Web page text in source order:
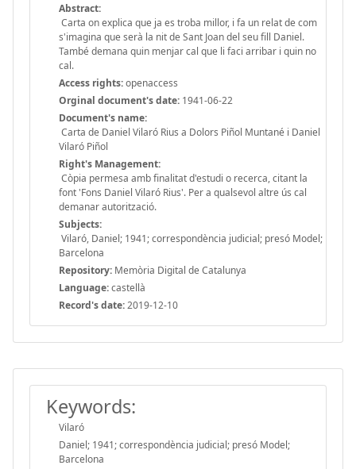
Abstract:
Carta on explica que ja es troba millor, i fa un relat de com
s'imagina que serà la nit de Sant Joan del seu fill Daniel.
També demana quin menjar cal que li faci arribar i quin no
cal.
Access rights:openaccess
Orginal document's date: 1941-06-22
Document's name:
Carta de Daniel Vilaró Rius a Dolors Piñol Muntané i Daniel
Vilaró Piñol
Right's Management:
Còpia permesa amb finalitat d'estudi o recerca, citant la
font 'Fons Daniel Vilaró Rius'. Per a qualsevol altre ús cal
demanar autorització.
Subjects:
Vilaró, Daniel; 1941; correspondència judicial; presó Model;
Barcelona
Repository: Memòria Digital de Catalunya
Language:castellà
Record's date:2019-12-10
Keywords:
Vilaró
Daniel; 1941; correspondència judicial; presó Model;
Barcelona